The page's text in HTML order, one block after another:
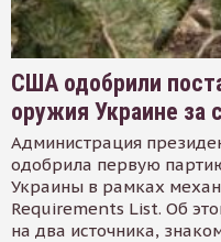
США одобрили
оружия Украине за
Администрация
одобрила первую
Украины в рамках
Requirements List. Об
на два источника,